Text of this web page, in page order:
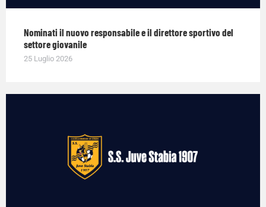
Nominati il nuovo responsabile e il direttore sportivo del
settore giovanile
25 Luglio 2026